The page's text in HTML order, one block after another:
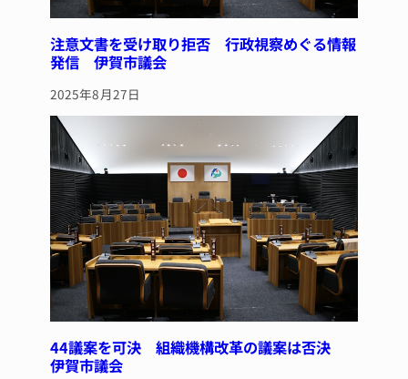
注意文書を受け取り拒否 行政視察めぐる情報
発信 伊賀市議会
2025年8月27日
44議案を可決 組織機構改革の議案は否決
伊賀市議会